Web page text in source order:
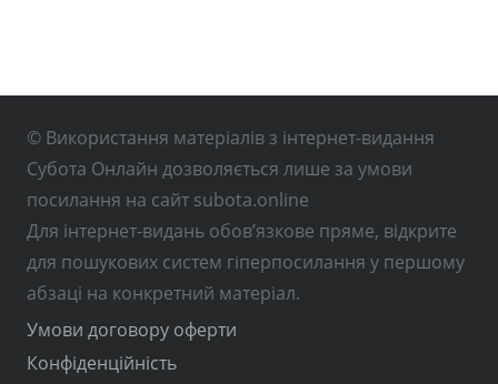
© Використання матеріалів з інтернет-видання
Субота Онлайн дозволяється лише за умови
посилання на сайт subota.online
Для інтернет-видань обов’язкове пряме, відкрите
для пошукових систем гіперпосилання у першому
абзаці на конкретний матеріал.
Умови договору оферти
Конфіденційність